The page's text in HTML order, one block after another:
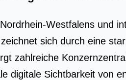
West­fa­lens und
sich durch eine
zahl­rei­che
digi­ta­le Sicht­bar­keit von